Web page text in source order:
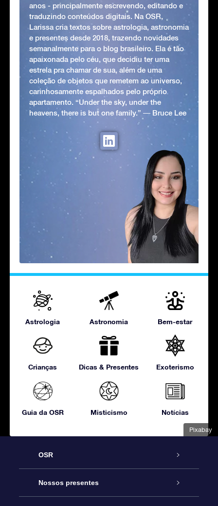
Pixabay
anos - principalmente escrevendo, editando e
traduzindo conteúdos digitais. Na OSR,
Larissa cria textos sobre astrologia, astronomia
e presentes desde 2018, trazendo novidades
semanalmente para o blog brasileiro. Ela é tão
apaixonada pelo céu, que decidiu ter uma
estrela pra chamar de sua, além de uma
coleção de objetos que remetem ao universo,
carinhosamente espalhados pelo próprio
apartamento. “Under the sky, under the
heavens, there is but one family.” ― Bruce Lee
Astrologia Astronomia Bem-estar
Crianças Dicas & Presentes Exoterismo
Guia da OSR Misticismo Notícias
OSR
Serviço
Nossos presentes